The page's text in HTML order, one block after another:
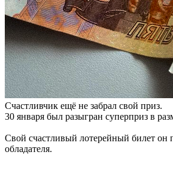
Счастливчик ещё не забрал свой приз.
30 января был разыгран суперприз в
Свой счастливый лотерейный билет он
обладателя.